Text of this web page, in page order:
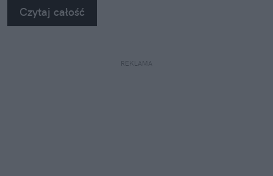
Czytaj całość
REKLAMA